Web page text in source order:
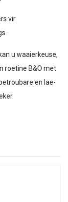
vir
u waaierkeuse,
roetine B&O met
en lae-